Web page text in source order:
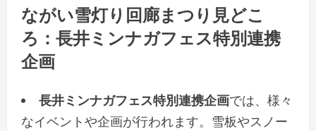
ながい雪灯り回廊まつり見どこ
ろ：長井ミンナガフェス特別連携
企画
長井ミンナガフェス特別連携企画では、様々
なイベントや企画が行われます。雪板やスノー